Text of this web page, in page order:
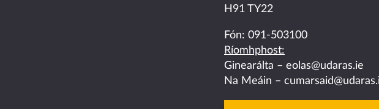
instagram
youtube
H91 TY22
Fón: 091-503100
Ríomhphost:
Ginearálta – eolas@udaras.ie
Na Meáin –